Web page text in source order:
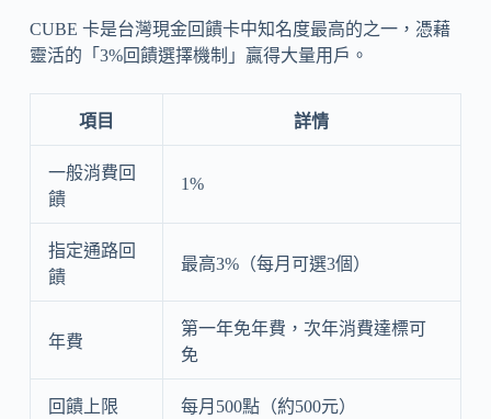
CUBE 卡是台灣現金回饋卡中知名度最高的之一，憑藉
靈活的「3%回饋選擇機制」贏得大量用戶。
項目 詳情
一般消費回
饋
1%
指定通路回
饋
最高3%（每月可選3個）
年費
第一年免年費，次年消費達標可
免
回饋上限 每月500點（約500元）